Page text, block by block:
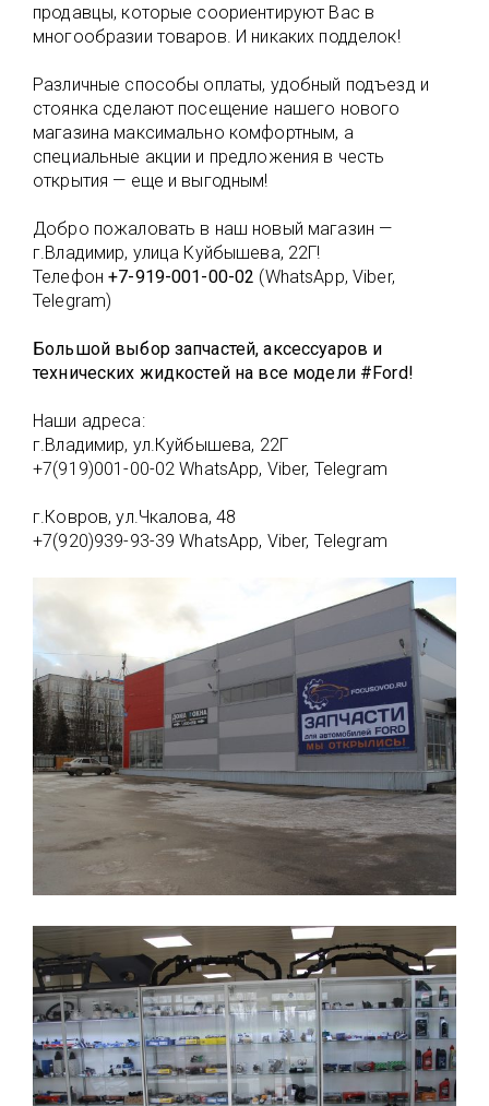
продавцы, которые соориентируют Вас в
многообразии товаров. И никаких подделок!
Различные способы оплаты, удобный подъезд и
стоянка сделают посещение нашего нового
магазина максимально комфортным, а
специальные акции и предложения в честь
открытия — еще и выгодным!
Добро пожаловать в наш новый магазин —
г.Владимир, улица Куйбышева, 22Г!
Телефон+7-919-001-00-02 (WhatsApp, Viber,
Telegram)
Большой выбор запчастей, аксессуаров и
технических жидкостей на все модели #Ford!
Наши адреса:
г.Владимир, ул.Куйбышева, 22Г
+7(919)001-00-02 WhatsApp, Viber, Telegram
г.Ковров, ул.Чкалова, 48
+7(920)939-93-39 WhatsApp, Viber, Telegram